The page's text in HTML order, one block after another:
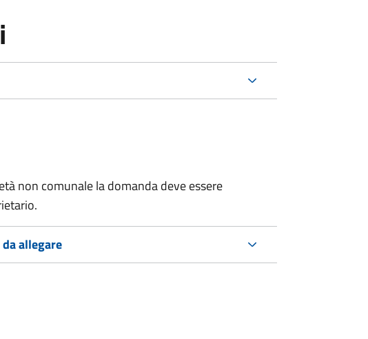
non comunale la domanda deve essere
allegare